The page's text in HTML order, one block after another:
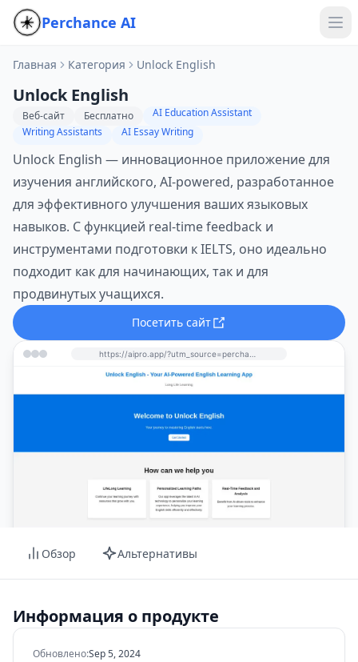
Perchance AI
Главная Категория Unlock English
Unlock English
Веб-сайт Бесплатно
AI Education Assistant
Writing Assistants
AI Essay Writing
Unlock English — инновационное приложение для
изучения английского, AI-powered, разработанное
для эффективного улучшения ваших языковых
навыков. С функцией real-time feedback и
инструментами подготовки к IELTS, оно идеально
подходит как для начинающих, так и для
продвинутых учащихся.
Посетить сайт
Обзор Альтернативы
Информация о продукте
Обновлено:Sep 5, 2024